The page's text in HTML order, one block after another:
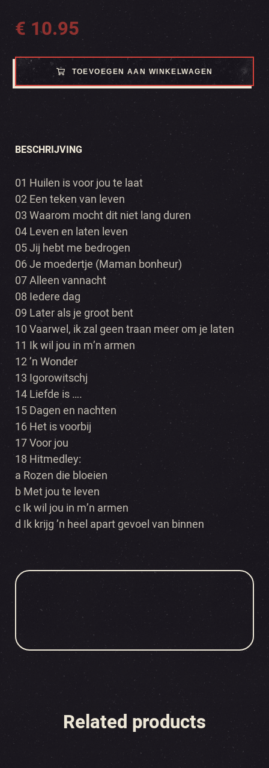
€ 10.95
TOEVOEGEN AAN WINKELWAGEN
BESCHRIJVING
01 Huilen is voor jou te laat
02 Een teken van leven
03 Waarom mocht dit niet lang duren
04 Leven en laten leven
05 Jij hebt me bedrogen
06 Je moedertje (Maman bonheur)
07 Alleen vannacht
08 Iedere dag
09 Later als je groot bent
10 Vaarwel, ik zal geen traan meer om je laten
11 Ik wil jou in m’n armen
12 ’n Wonder
13 Igorowitschj
14 Liefde is ….
15 Dagen en nachten
16 Het is voorbij
17 Voor jou
18 Hitmedley:
a Rozen die bloeien
b Met jou te leven
c Ik wil jou in m’n armen
d Ik krijg ’n heel apart gevoel van binnen
Related products